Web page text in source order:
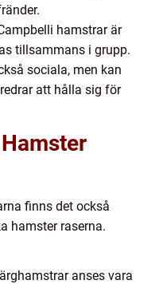
hamstrar är
tillsammans i grupp.
sociala, men kan
att hålla sig för
finns det också
hamster raserna.
anses vara